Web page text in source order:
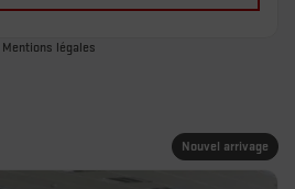
Mentions légales
Nouvel arrivage